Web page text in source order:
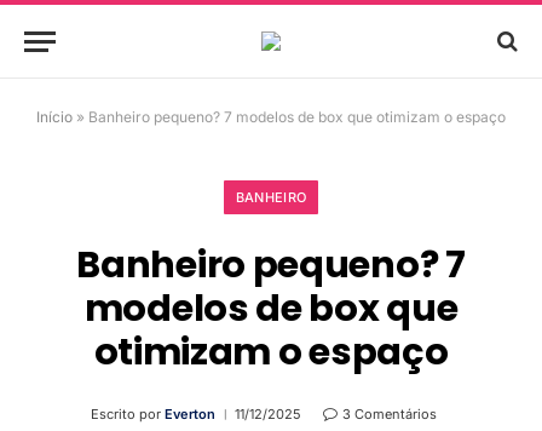
Início » Banheiro pequeno? 7 modelos de box que otimizam o espaço
BANHEIRO
Banheiro pequeno? 7
modelos de box que
otimizam o espaço
Escrito por Everton 11/12/2025
3 Comentários